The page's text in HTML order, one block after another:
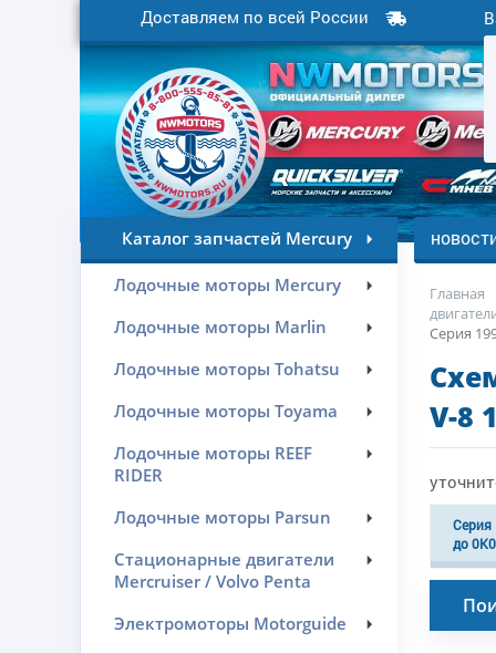
Доставляем по всей России
Каталог запчастей Mercury
Лодочные моторы Mercury
Лодочные моторы Marlin
Лодочные моторы Tohatsu
Лодочные моторы Toyama
Лодочные моторы REEF
RIDER
Лодочные моторы Parsun
Стационарные двигатели
Mercruiser / Volvo Penta
Электромоторы Motorguide
Главная
Серия
V-8
Серия
до